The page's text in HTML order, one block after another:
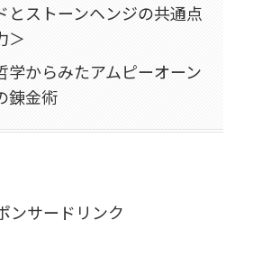
とストーンヘンジの共通点
＞
学からみたアムピーオーン
錬金術
ンサードリンク